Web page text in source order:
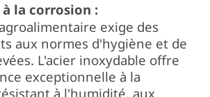
à la corrosion :
exige des
aux normes d'hygiène et de
L'acier inoxydable offre
exceptionnelle à la
à l'humidité, aux